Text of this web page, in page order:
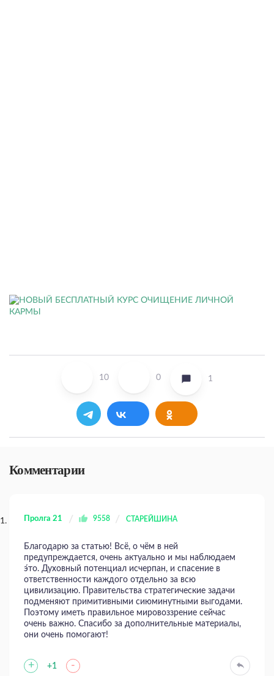
10 0 1
Комментарии
Пролга 21 9558 СТАРЕЙШИНА
Благодарю за статью! Всё, о чём в ней
предупреждается, очень актуально и мы наблюдаем
э́то. Духовный потенциал исчерпан, и спасение в
ответственности каждого отдельно за всю
цивилизацию. Правительства стратегические задачи
подменяют примитивными сиюминутными выгодами.
Поэтому иметь правильное мировоззрение сейчас
очень важно. Спасибо за дополнительные материалы,
они очень помогают!
+ +1 -